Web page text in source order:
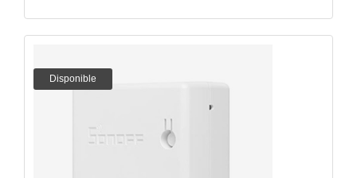
Disponible